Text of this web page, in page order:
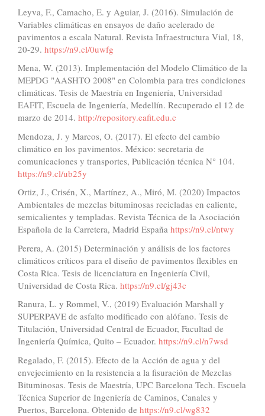
Leyva, F., Camacho, E. y Aguiar, J. (2016). Simulación de
Variables climáticas en ensayos de daño acelerado de
pavimentos a escala Natural. Revista Infraestructura Vial, 18,
20-29. https://n9.cl/0uwfg
Mena, W. (2013). Implementación del Modelo Climático de la
MEPDG "AASHTO 2008" en Colombia para tres condiciones
climáticas. Tesis de Maestría en Ingeniería, Universidad
EAFIT, Escuela de Ingeniería, Medellín. Recuperado el 12 de
marzo de 2014. http://repository.eafit.edu.c
Mendoza, J. y Marcos, O. (2017). El efecto del cambio
climático en los pavimentos. México: secretaria de
comunicaciones y transportes, Publicación técnica N° 104.
https://n9.cl/ub25y
Ortiz, J., Crisén, X., Martínez, A., Miró, M. (2020) Impactos
Ambientales de mezclas bituminosas recicladas en caliente,
semicalientes y templadas. Revista Técnica de la Asociación
Española de la Carretera, Madrid España https://n9.cl/ntwy
Perera, A. (2015) Determinación y análisis de los factores
climáticos críticos para el diseño de pavimentos flexibles en
Costa Rica. Tesis de licenciatura en Ingeniería Civil,
Universidad de Costa Rica. https://n9.cl/gj43c
Ranura, L. y Rommel, V., (2019) Evaluación Marshall y
SUPERPAVE de asfalto modificado con alófano. Tesis de
Titulación, Universidad Central de Ecuador, Facultad de
Ingeniería Química, Quito – Ecuador. https://n9.cl/n7wsd
Regalado, F. (2015). Efecto de la Acción de agua y del
envejecimiento en la resistencia a la fisuración de Mezclas
Bituminosas. Tesis de Maestría, UPC Barcelona Tech. Escuela
Técnica Superior de Ingeniería de Caminos, Canales y
Puertos, Barcelona. Obtenido de https://n9.cl/wg832